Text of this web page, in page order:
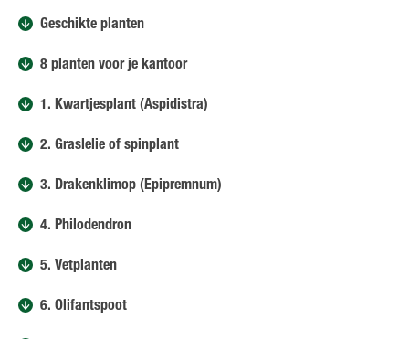
Geschikte planten
8 planten voor je kantoor
1. Kwartjesplant (Aspidistra)
2. Graslelie of spinplant
3. Drakenklimop (Epipremnum)
4. Philodendron
5. Vetplanten
6. Olifantspoot